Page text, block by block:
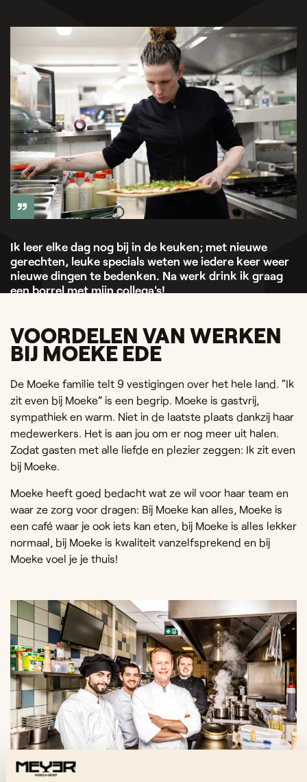
Ik leer elke dag nog bij in de keuken; met nieuwe
gerechten, leuke specials weten we iedere keer weer
nieuwe dingen te bedenken. Na werk drink ik graag
een borrel met mijn collega's!
VOORDELEN VAN WERKEN
BIJ MOEKE EDE
De Moeke familie telt 9 vestigingen over het hele land. “Ik
zit even bij Moeke” is een begrip. Moeke is gastvrij,
sympathiek en warm. Niet in de laatste plaats dankzij haar
medewerkers. Het is aan jou om er nog meer uit halen.
Zodat gasten met alle liefde en plezier zeggen: Ik zit even
bij Moeke.
Moeke heeft goed bedacht wat ze wil voor haar team en
waar ze zorg voor dragen: Bij Moeke kan alles, Moeke is
een café waar je ook iets kan eten, bij Moeke is alles lekker
normaal, bij Moeke is kwaliteit vanzelfsprekend en bij
Moeke voel je je thuis!